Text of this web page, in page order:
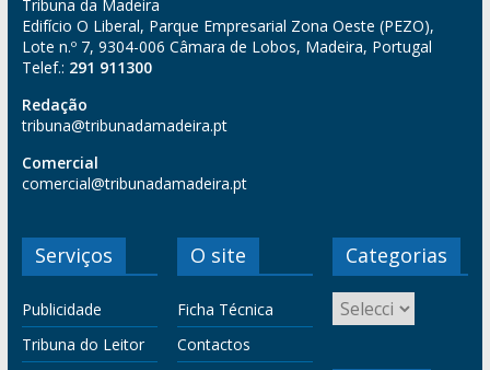
Tribuna da Madeira
Edifício O Liberal, Parque Empresarial Zona Oeste (PEZO),
Lote n.º 7, 9304-006 Câmara de Lobos, Madeira, Portugal
Telef.: 291 911300
Redação
tribuna@tribunadamadeira.pt
Comercial
comercial@tribunadamadeira.pt
Serviços
Publicidade
Tribuna do Leitor
O site
Ficha Técnica
Contactos
Categorias